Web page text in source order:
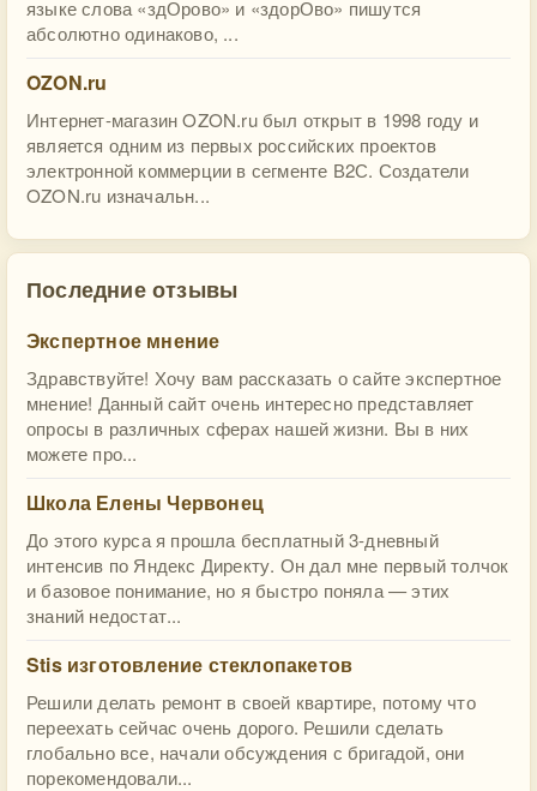
языке слова «здОрово» и «здорОво» пишутся
абсолютно одинаково, ...
OZON.ru
Интернет-магазин OZON.ru был открыт в 1998 году и
является одним из первых российских проектов
электронной коммерции в сегменте В2С. Создатели
OZON.ru изначальн...
Последние отзывы
Экспертное мнение
Здравствуйте! Хочу вам рассказать о сайте экспертное
мнение! Данный сайт очень интересно представляет
опросы в различных сферах нашей жизни. Вы в них
можете про...
Школа Елены Червонец
До этого курса я прошла бесплатный 3-дневный
интенсив по Яндекс Директу. Он дал мне первый толчок
и базовое понимание, но я быстро поняла — этих
знаний недостат...
Stis изготовление стеклопакетов
Решили делать ремонт в своей квартире, потому что
переехать сейчас очень дорого. Решили сделать
глобально все, начали обсуждения с бригадой, они
порекомендовали...